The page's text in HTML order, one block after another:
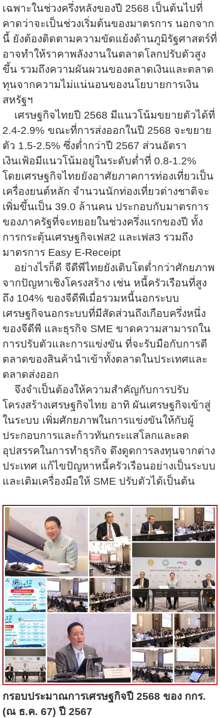
เฉพาะในช่วงครึ่งหลังของปี 2568 เป็นต้นไปที่
คาดว่าจะเป็นช่วงเริ่มต้นของมาตรการ นอกจาก
นี้ ยังต้องติดตามความขัดแย้งด้านภูมิรัฐศาสตร์ที่
อาจทำให้ราคาพลังงานในตลาดโลกปรับตัวสูง
ขึ้น รวมถึงความผันผวนของตลาดเงินและตลาด
ทุนจากความไม่แน่นอนของนโยบายการเงิน
สหรัฐฯ
เศรษฐกิจไทยปี 2568 มีแนวโน้มขยายตัวได้ที่
2.4-2.9% ขณะที่การส่งออกในปี 2568 จะขยาย
ตัว 1.5-2.5% ซึ่งต่ำกว่าปี 2567 ส่วนอัตรา
เงินเฟ้อมีแนวโน้มอยู่ในระดับต่ำที่ 0.8-1.2%
โดยเศรษฐกิจไทยยังอาศัยภาคการท่องเที่ยวเป็น
เครื่องยนต์หลัก จำนวนนักท่องเที่ยวต่างชาติจะ
เพิ่มขึ้นเป็น 39.0 ล้านคน ประกอบกับมาตรการ
ของภาครัฐที่จะทยอยในช่วงครึ่งแรกของปี ทั้ง
การกระตุ้นเศรษฐกิจเฟส2 และเฟส3 รวมถึง
มาตรการ Easy E-Receipt
อย่างไรก็ดี จีดีพีไทยยังเติบโตต่ำกว่าศักยภาพ
จากปัญหาเชิงโครงสร้าง เช่น หนี้ครัวเรือนที่สูง
ถึง 104% ของจีดีพีเมื่อรวมหนี้นอกระบบ
เศรษฐกิจนอกระบบที่มีสัดส่วนถึงเกือบครึ่งหนึ่ง
ของจีดีพี และธุรกิจ SME ขาดความสามารถใน
การปรับตัวและการแข่งขัน ที่จะรับมือกับการตี
ตลาดของสินค้านำเข้าทั้งตลาดในประเทศและ
ตลาดส่งออก
จึงจำเป็นต้องให้ความสำคัญกับการปรับ
โครงสร้างเศรษฐกิจไทย อาทิ ผันเศรษฐกิจเข้าสู่
ในระบบ เพิ่มศักยภาพในการแข่งขันให้กับผู้
ประกอบการและก้าวทันกระแสโลกและลด
อุปสรรคในการทำธุรกิจ ดึงดูดการลงทุนจากต่าง
ประเทศ แก้ไขปัญหาหนี้ครัวเรือนอย่างเป็นระบบ
และเติมเครื่องมือให้ SME ปรับตัวได้เป็นต้น
กรอบประมาณการเศรษฐกิจปี 2568 ของ กกร.
(ณ ธ.ค. 67)ปี 2567